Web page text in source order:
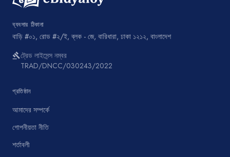
ব্যবসার ঠিকানা
বাড়ি #০১, রোড #২/ই, ব্লক - জে, বারিধারা, ঢাকা ১২১২, বাংলাদেশ
gavelট্রেড লাইসেন্স নম্বর
TRAD/DNCC/030243/2022
প্রতিষ্ঠান
আমাদের সম্পর্কে
গোপনীয়তা নীতি
শর্তাবলী